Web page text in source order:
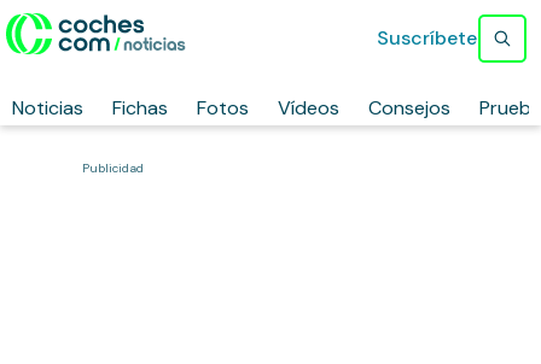
Noticias Fichas Fotos Vídeos Consejos
Suscríbete
Publicidad